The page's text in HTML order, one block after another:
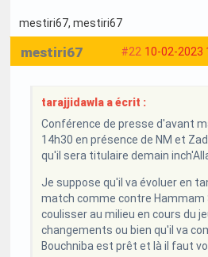
mestiri67, mestiri67
#22 10-02-2023
mestiri67
tarajjidawla a écrit :
Conférence de presse d'avant
14h30 en présence de NM et
qu'il sera titulaire demain
Je suppose qu'il va évoluer en
match comme contre
coulisser au milieu en cours du
changements ou bien qu'il va
Bouchniba est prêt et là il faut